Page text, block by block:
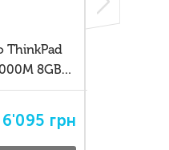
ThinkPad
8GB
6'095 грн